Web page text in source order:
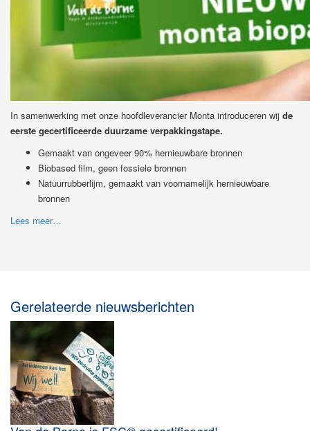
In samenwerking met onze hoofdleverancier Monta introduceren wij de
eerste gecertificeerde duurzame verpakkingstape.
Gemaakt van ongeveer 90% hernieuwbare bronnen
Biobased film, geen fossiele bronnen
Natuurrubberlijm, gemaakt van voornamelijk hernieuwbare
bronnen
Lees meer…
Gerelateerde nieuwsberichten